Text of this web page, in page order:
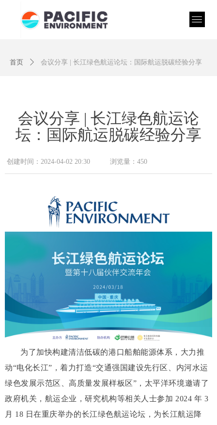
会议分享 | 长江绿色航运论
坛：国际航运脱碳经验分享
为了加快构建清洁低碳的港口船舶能源体系，大力推
动“电化长江”，着力打造“交通强国建设先行区、内河水运
绿色发展示范区、高质量发展样板区”，太平洋环境邀请了
政府机关，航运企业，研究机构等相关人士参加 2024 年 3
月 18 日在重庆举办的长江绿色航运论坛，为长江航运降
创建时间： 2024-04-02 20:30 浏览量： 450
首页 ꄲ 会议分享 | 长江绿色航运论坛：国际航运脱碳经验分享